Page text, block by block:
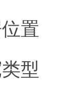
置
型